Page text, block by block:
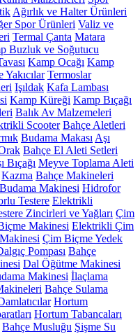
Ağırlık ve Halter Ürünleri
Spor Ürünleri Valiz ve
Termal Çanta Matara
Buzluk ve Soğutucu
Kamp Ocağı Kamp
Yakıcılar Termoslar
Işıldak Kafa Lambası
Kamp Küreği Kamp Bıçağı
Balık Av Malzemeleri
Scooter Bahçe Aletleri
Budama Makası Aşı
Bahçe El Aleti Setleri
Bıçağı Meyve Toplama Aleti
Kazma Bahçe Makineleri
Makinesi Hidrofor
Testere Elektrikli
Zincirleri ve Yağları Çim
Makinesi Elektrikli Çim
Çim Biçme Yedek
Pompası Bahçe
Dal Öğütme Makinesi
Makinesi İlaçlama
Bahçe Sulama
Hortum
Hortum Tabancaları
Bahçe Musluğu Şişme Su